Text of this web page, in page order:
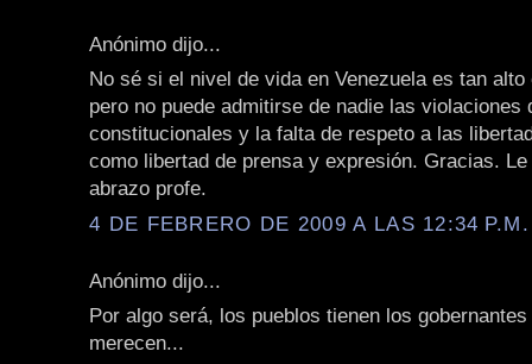
Anónimo dijo...
No sé si el nivel de vida en Venezuela es tan alto
pero no puede admitirse de nadie las violaciones
constitucionales y la falta de respeto a las
como libertad de prensa y expresión. Gracias. Le
abrazo profe.
4 DE FEBRERO DE 2009 A LAS 12:34 P.M.
Anónimo dijo...
Por algo será, los pueblos tienen los
merecen...